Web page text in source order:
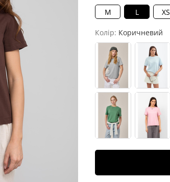
M
L XS
Колір: Коричневий